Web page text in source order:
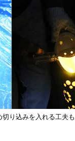
り込みを入れる工夫